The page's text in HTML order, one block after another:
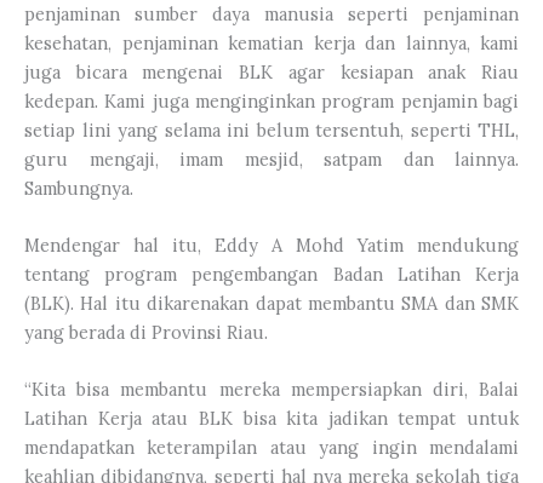
penjaminan sumber daya manusia seperti penjaminan
kesehatan, penjaminan kematian kerja dan lainnya, kami
juga bicara mengenai BLK agar kesiapan anak Riau
kedepan. Kami juga menginginkan program penjamin bagi
setiap lini yang selama ini belum tersentuh, seperti THL,
guru mengaji, imam mesjid, satpam dan lainnya.
Sambungnya.
Mendengar hal itu, Eddy A Mohd Yatim mendukung
tentang program pengembangan Badan Latihan Kerja
(BLK). Hal itu dikarenakan dapat membantu SMA dan SMK
yang berada di Provinsi Riau.
“Kita bisa membantu mereka mempersiapkan diri, Balai
Latihan Kerja atau BLK bisa kita jadikan tempat untuk
mendapatkan keterampilan atau yang ingin mendalami
keahlian dibidangnya, seperti hal nya mereka sekolah tiga